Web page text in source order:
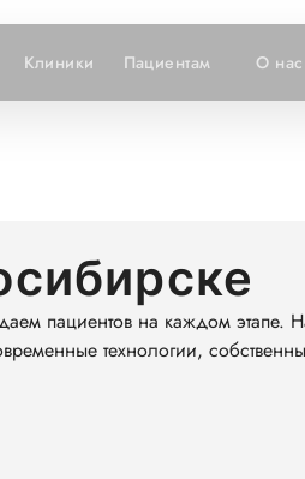
Клиники Пациентам О нас
пациентов на каждом этапе.
технологии,